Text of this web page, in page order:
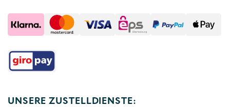
UNSERE ZUSTELLDIENSTE: